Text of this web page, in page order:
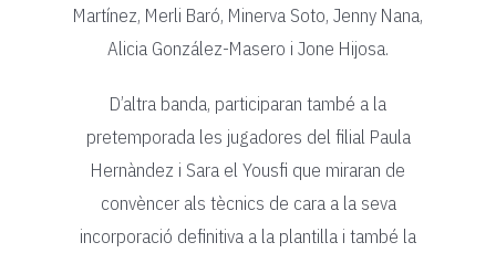
Martínez, Merli Baró, Minerva Soto, Jenny Nana,
Alicia González-Masero i Jone Hijosa.
D’altra banda, participaran també a la
pretemporada les jugadores del filial Paula
Hernàndez i Sara el Yousfi que miraran de
convèncer als tècnics de cara a la seva
incorporació definitiva a la plantilla i també la